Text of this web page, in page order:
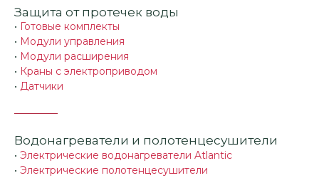
Защита от протечек воды
• Готовые комплекты
• Модули управления
• Модули расширения
• Краны с электроприводом
• Датчики
Водонагреватели и полотенцесушители
• Электрические водонагреватели Atlantic
• Электрические полотенцесушители